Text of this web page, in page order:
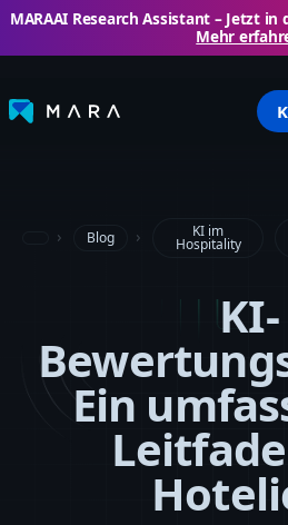
MARAAI Research Assistant – ​​Jetzt
Mehr
Blog KI im
Hospitality
KI-
Ein